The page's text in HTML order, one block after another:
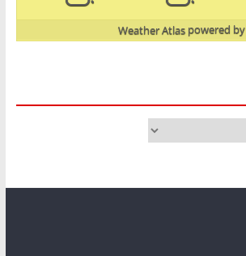
powered by
Weather Atlas